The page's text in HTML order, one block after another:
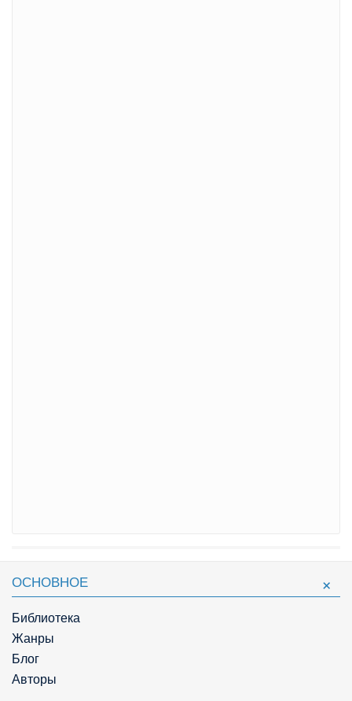
ОСНОВНОЕ
Библиотека
Жанры
Блог
Авторы